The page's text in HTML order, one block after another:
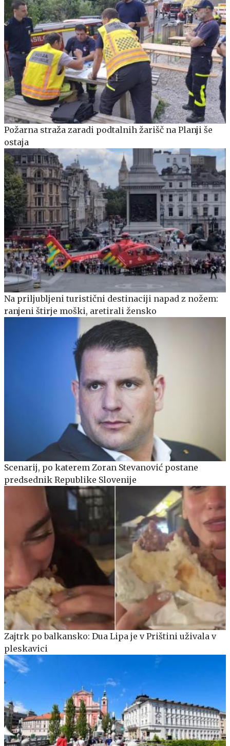
Požarna straža zaradi podtalnih žarišč na Planji še
ostaja
Na priljubljeni turistični destinaciji napad z nožem:
ranjeni štirje moški, aretirali žensko
Scenarij, po katerem Zoran Stevanović postane
predsednik Republike Slovenije
Zajtrk po balkansko: Dua Lipa je v Prištini uživala v
pleskavici